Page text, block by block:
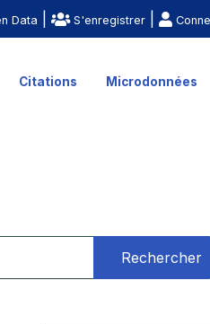
Data | S'enregistrer |
Citations Microdonnées
Rechercher